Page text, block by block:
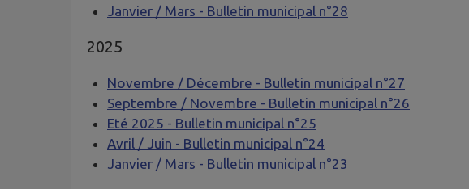
Janvier / Mars - Bulletin municipal n°28
2025
Novembre / Décembre - Bulletin municipal n°27
Septembre / Novembre - Bulletin municipal n°26
Eté 2025 - Bulletin municipal n°25
Avril / Juin - Bulletin municipal n°24
Janvier / Mars - Bulletin municipal n°23